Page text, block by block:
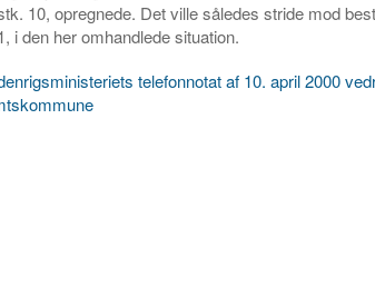
10, opregnede. Det ville således stride mod
i den her omhandlede situation.
telefonnotat af 10. april 2000